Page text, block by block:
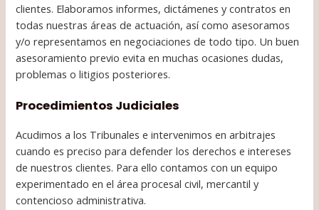
clientes. Elaboramos informes, dictámenes y contratos en
todas nuestras áreas de actuación, así como asesoramos
y/o representamos en negociaciones de todo tipo. Un buen
asesoramiento previo evita en muchas ocasiones dudas,
problemas o litigios posteriores.
Procedimientos Judiciales
Acudimos a los Tribunales e intervenimos en arbitrajes
cuando es preciso para defender los derechos e intereses
de nuestros clientes. Para ello contamos con un equipo
experimentado en el área procesal civil, mercantil y
contencioso administrativa.